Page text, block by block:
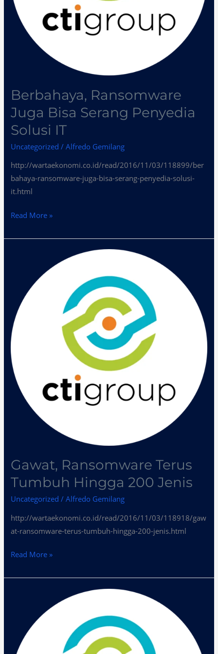
Berbahaya, Ransomware
Juga Bisa Serang Penyedia
Solusi IT
Uncategorized /Alfredo Gemilang
http://wartaekonomi.co.id/read/2016/11/03/118899/ber
bahaya-ransomware-juga-bisa-serang-penyedia-solusi-
it.html
Read More »
Gawat, Ransomware Terus
Tumbuh Hingga 200 Jenis
Uncategorized /Alfredo Gemilang
http://wartaekonomi.co.id/read/2016/11/03/118918/gaw
at-ransomware-terus-tumbuh-hingga-200-jenis.html
Ransomware
Tumbuh
Hingga
200
Jenis
Read More »
Berkembang
Bisnis